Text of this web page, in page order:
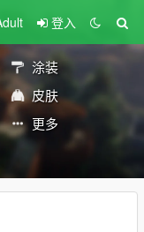
登入
涂装
皮肤
更多